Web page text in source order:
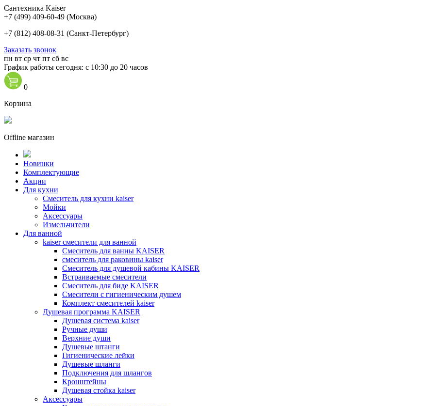
Сантехника Kaiser
+7 (499) 409-60-49 (Москва)
+7 (812) 408-08-31 (Санкт-Петербург)
Заказать звонок
пн вт ср чт пт сб вс
График работы сегодня: с 10:30 до 20 часов
0
Корзина
Offline магазин
Новинки
Комплектующие
Акции
Для кухни
Cмеситель для кухни kaiser
Мойки
Аксессуары
Измельчители
Для ванной
kaiser смесители для ванной
Смеситель для ванны KAISER
смеситель для раковины kaiser
Смеситель для душевой кабины KAISER
Встраиваемые смесители
Смеситель для биде KAISER
Смесители с гигиеническим душем
Комплект смесителей kaiser
Душевая программа KAISER
Душевая система kaiser
Ручные души
Верхние души
Душевые штанги
Гигиенические лейки
Душевые шланги
Подключения для шлангов
Кронштейны
Душевая стойка kaiser
Аксессуары